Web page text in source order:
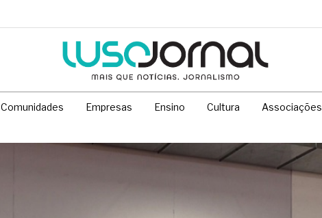
Comunidades Empresas Ensino Cultura Associações